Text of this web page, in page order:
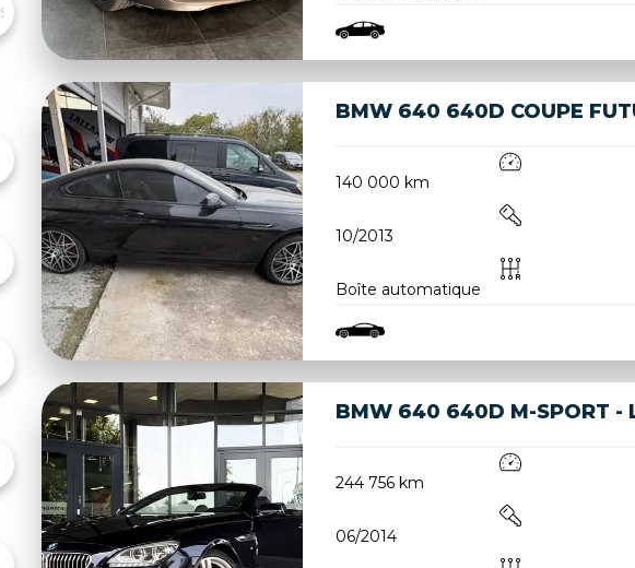
BMW 640 640D COUPE
140 000 km
10/2013
Boîte automatique
BMW 640 640D M-SPORT -
244 756 km
06/2014